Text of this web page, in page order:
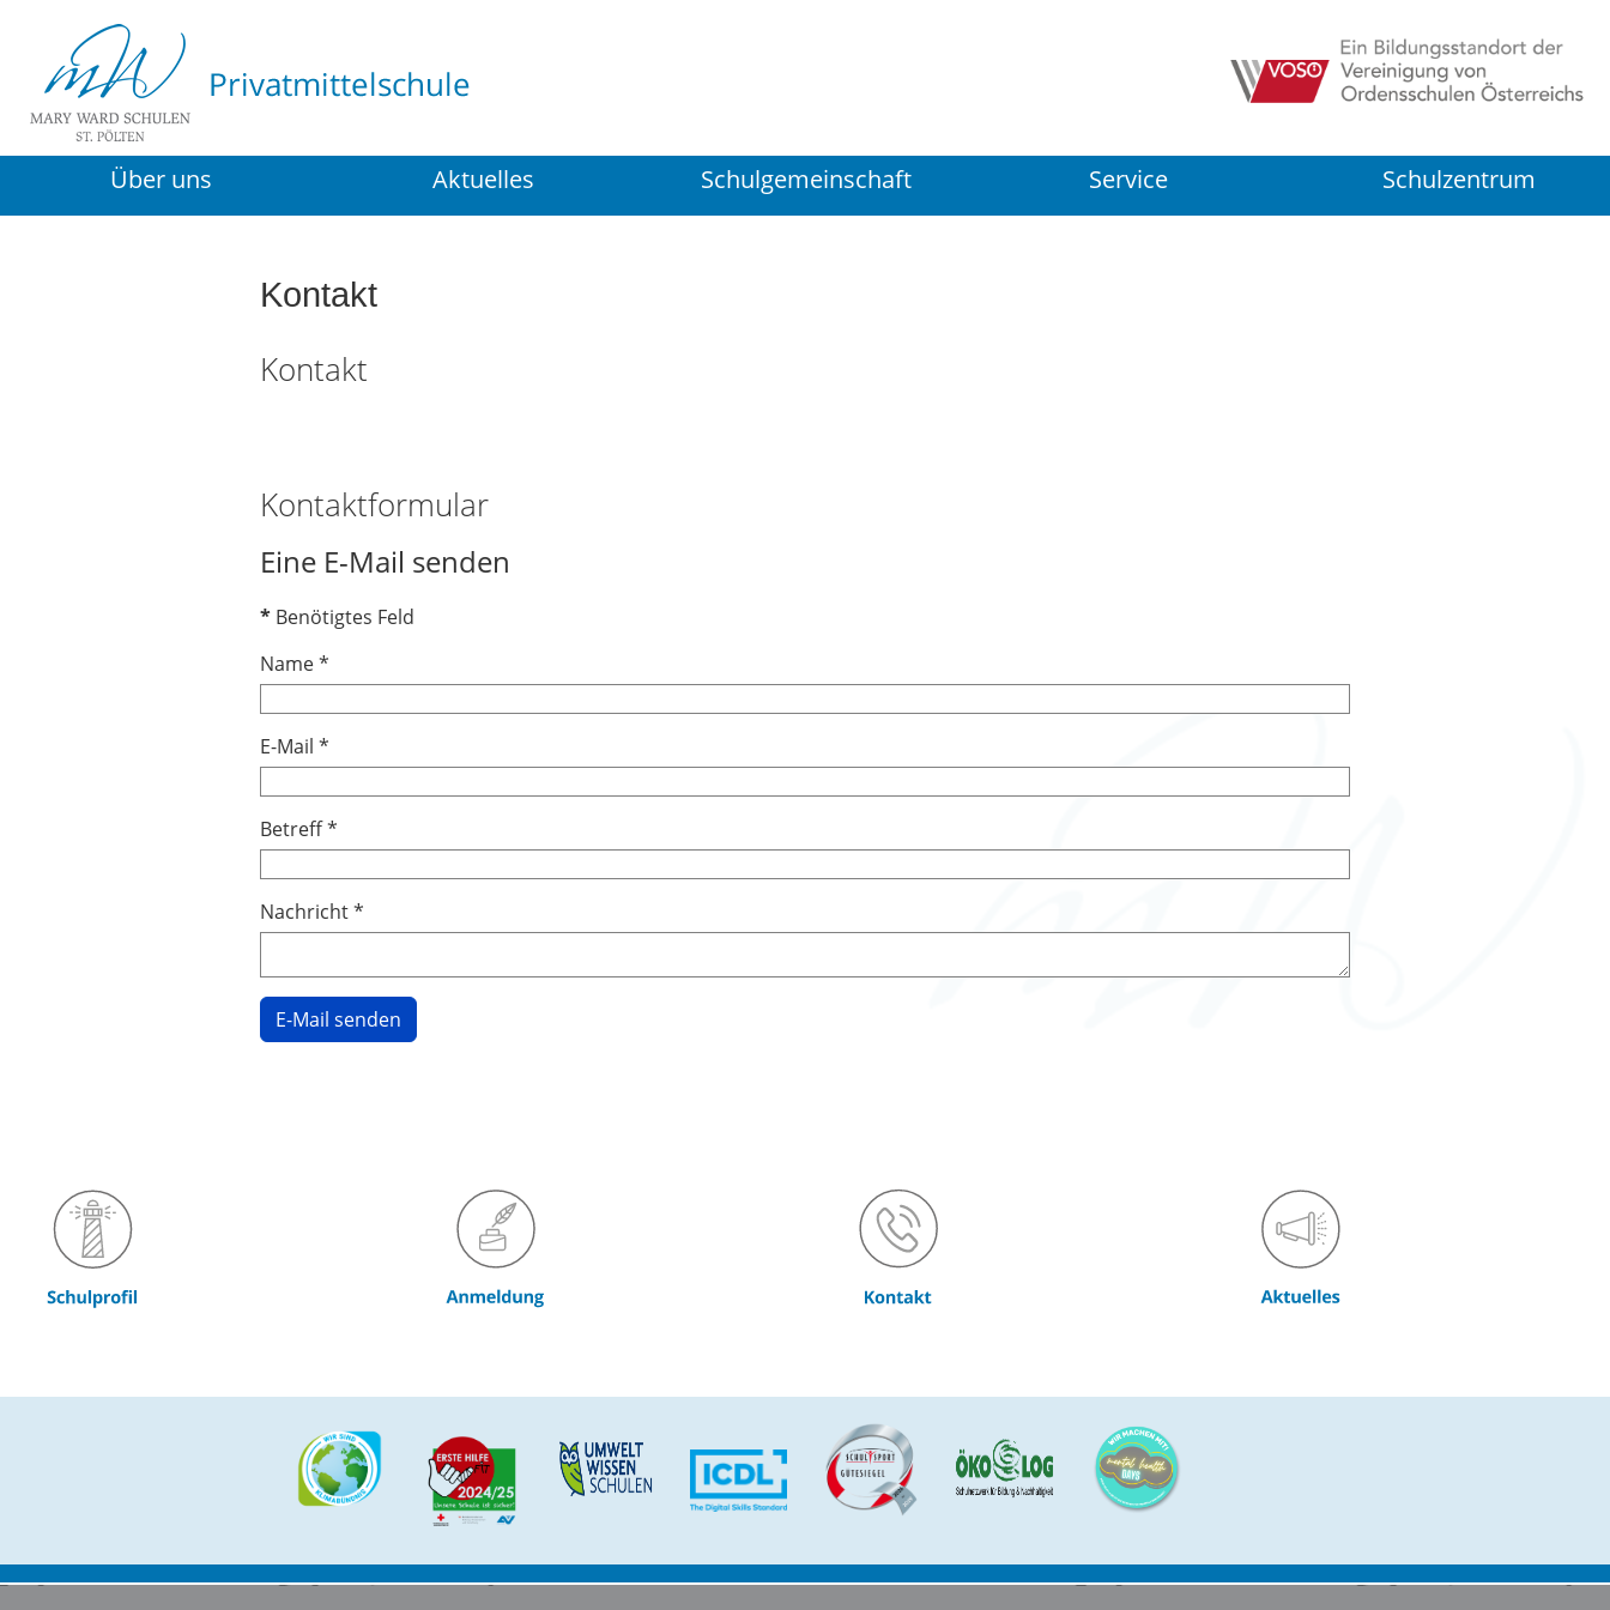
Über uns Aktuelles Schulgemeinschaft Service Schulzentrum
Kontakt
Kontakt
Kontaktformular
Eine E-Mail senden
*Benötigtes Feld
Name*
E-Mail *
Betreff*
Nachricht*
E-Mail senden